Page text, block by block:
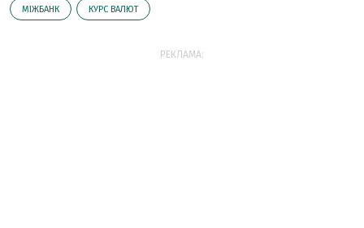
МІЖБАНК КУРС ВАЛЮТ
РЕКЛАМА: